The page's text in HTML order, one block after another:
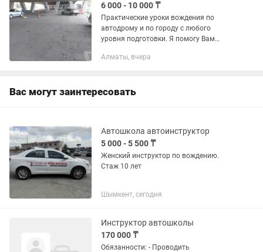
6 000 - 10 000 ₸
Практические уроки вождения по
автодрому и по городу с любого
уровня подготовки. Я помогу Вам
автошколы или получения
Алматы, вчера
Вас могут заинтересовать
Автошкола автоинструктор
5 000 - 5 500 ₸
Женский инструктор по вождению.
Стаж 10 лет
Шымкент, сегодня
Инструктор автошколы
170 000 ₸
Обязанности: - Проводить